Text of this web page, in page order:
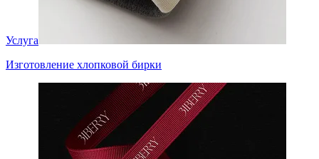
Услуга
Изготовление хлопковой бирки